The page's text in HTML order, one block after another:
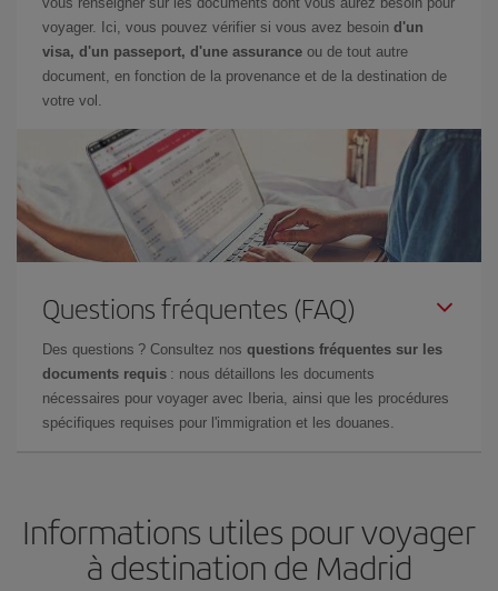
voyager. Ici, vous pouvez vérifier si vous avez besoin d'un
visa, d'un passeport, d'une assurance ou de tout autre
document, en fonction de la provenance et de la destination de
votre vol.
Questions fréquentes (FAQ)
Des questions ? Consultez nos questions fréquentes sur les
documents requis : nous détaillons les documents
nécessaires pour voyager avec Iberia, ainsi que les procédures
spécifiques requises pour l'immigration et les douanes.
Informations utiles pour voyager
à destination de Madrid